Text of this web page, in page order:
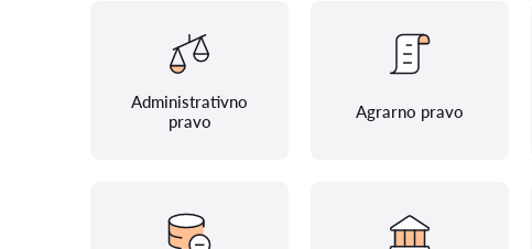
Administrativno
pravo
Agrarno pravo